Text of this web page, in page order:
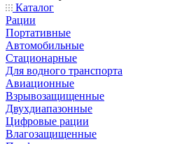
Каталог
Рации
Портативные
Автомобильные
Стационарные
Для водного транспорта
Авиационные
Взрывозащищенные
Двухдиапазонные
Цифровые рации
Влагозащищенные